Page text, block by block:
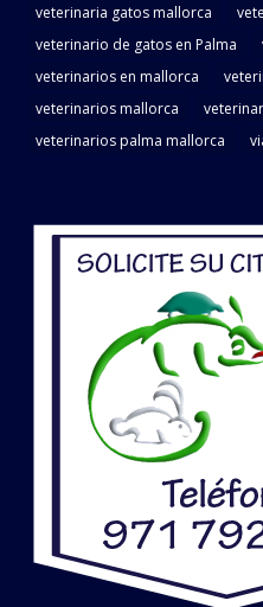
veterinaria gatos mallorca
veterinario de gatos en Palma
veterinarios en mallorca
veterinarios mallorca
veterinarios palma mallorca